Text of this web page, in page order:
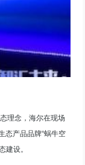
理念，海尔在现场
态产品品牌“蜗牛空
建设。